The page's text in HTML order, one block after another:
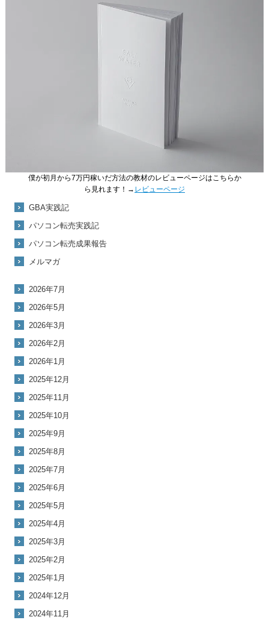
僕が初月から7万円稼いだ方法の教材のレビューページはこちらか
ら見れます！→ レビューページ
GBA実践記
パソコン転売実践記
パソコン転売成果報告
メルマガ
2026年7月
2026年5月
2026年3月
2026年2月
2026年1月
2025年12月
2025年11月
2025年10月
2025年9月
2025年8月
2025年7月
2025年6月
2025年5月
2025年4月
2025年3月
2025年2月
2025年1月
2024年12月
2024年11月